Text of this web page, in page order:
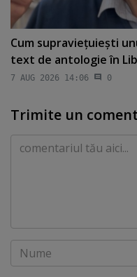
Cum supravieţuieşti
text de antologie în
7 AUG 2026 14:06 0
Trimite un
Comentariu
Nume